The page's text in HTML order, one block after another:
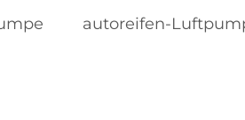
autoreifen-